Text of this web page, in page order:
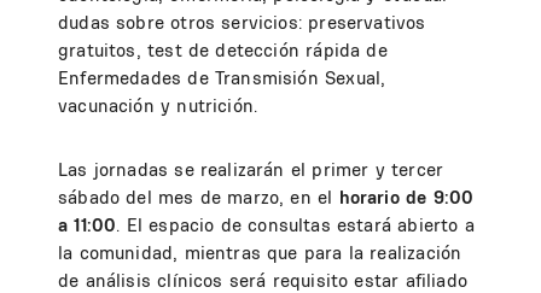
dudas sobre otros servicios: preservativos
gratuitos, test de detección rápida de
Enfermedades de Transmisión Sexual,
vacunación y nutrición.
Las jornadas se realizarán el primer y tercer
sábado del mes de marzo, en el horario de 9:00
a 11:00. El espacio de consultas estará abierto a
la comunidad, mientras que para la realización
de análisis clínicos será requisito estar afiliado